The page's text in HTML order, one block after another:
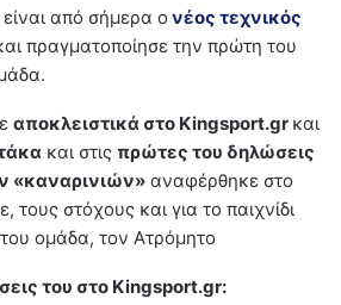
είναι από σήμερα ο νέος τεχνικός
πραγματοποίησε την πρώτη του
αποκλειστικά στο Kingsport.gr και
και στις πρώτες του δηλώσεις
«καναρινιών» αναφέρθηκε στο
τους στόχους και για το παιχνίδι
ομάδα, τον Ατρόμητο
του στο Kingsport.gr: